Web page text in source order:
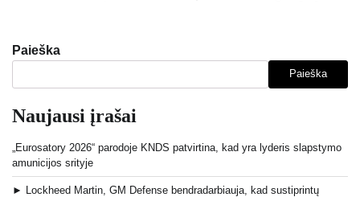
Paieška
Paieška
Naujausi įrašai
„Eurosatory 2026“ parodoje KNDS patvirtina, kad yra lyderis slapstymo
amunicijos srityje
► Lockheed Martin, GM Defense bendradarbiauja, kad sustiprintų